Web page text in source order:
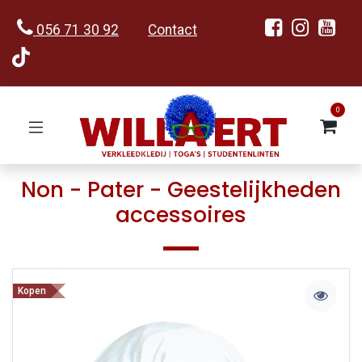
056 71 30 92 Contact
0
Non - Pater - Geestelij​kheden
accessoires
Kopen